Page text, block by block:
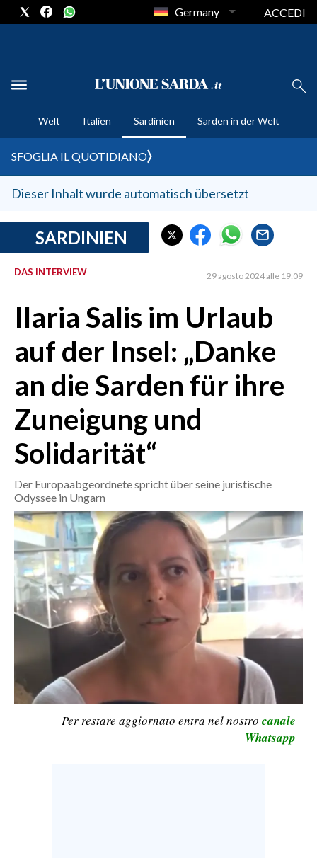
CRONACA SARDEGNA
CAGLIARI
SULCIS IGLESIENTE
MEDIO CAMPIDANO
SASSARI E PROVINCIA
GALLURA
NUORO E PROVINCIA
AGENDA
CRONACA
MONDO
POLITICA
ECONOMIA
SERVIZI ALLE IMPRESE
LAVORO
BANDI
SPORT IN SARDEGNA
SPORT
RISULTATI E CLASSIFICHE
CALCIO REGIONALE
BASKET
Germany ACCEDI
Welt Italien Sardinien Sarden in der Welt
SFOGLIA IL QUOTIDIANO
Dieser Inhalt wurde automatisch übersetzt
SARDINIEN
DAS INTERVIEW 29 agosto 2024 alle 19:09
Ilaria Salis im Urlaub
auf der Insel: „Danke
an die Sarden für ihre
Zuneigung und
Solidarität“
Der Europaabgeordnete spricht über seine juristische
Odyssee in Ungarn
Per restare aggiornato entra nel nostro canale
Whatsapp